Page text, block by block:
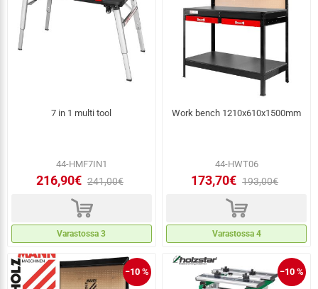
7 in 1 multi tool
44-HMF7IN1
216,90€ 241,00€
d
Varastossa 3
Work bench 1210x610x1500mm
44-HWT06
173,70€ 193,00€
d
Varastossa 4
−10 % −10 %